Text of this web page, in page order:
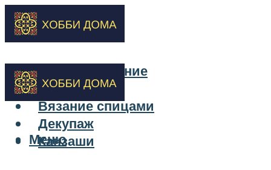
Бисероплетение
Вышивка
Вязание спицами
Декупаж
Канзаши
Меню